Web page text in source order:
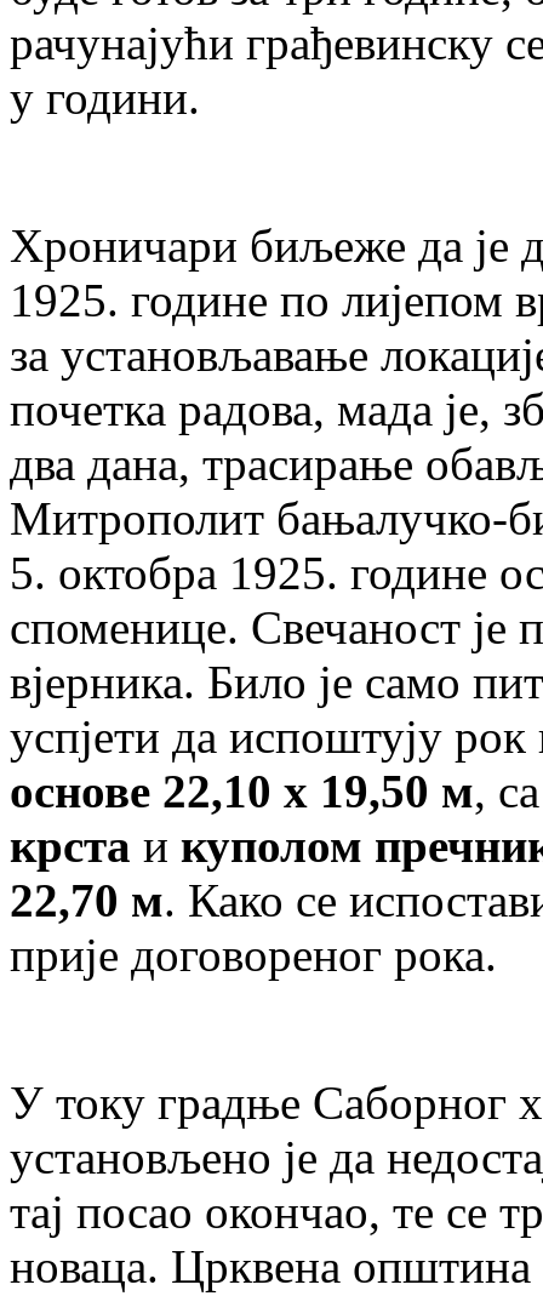
рачунајући грађевинску
у години.
Хроничари биљеже да је
1925. године по лијепом
за установљавање
почетка радова, мада је,
два дана, трасирање
Митрополит бањалучко-
5. октобра 1925. године
споменице. Свечаност је
вјерника. Било је само
успјети да испоштују
основе 22,10 x 19,50 м,
крста и куполом
22,70 м. Како се
прије договореног рока.
У току градње Саборног
установљено је да
тај посао окончао, те се
новаца. Црквена